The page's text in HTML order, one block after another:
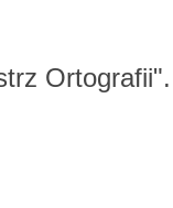
Ortografii".